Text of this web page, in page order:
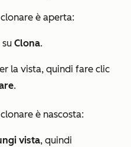
è aperta:
su Clona.
la vista, quindi fare clic
.
è nascosta:
vista, quindi